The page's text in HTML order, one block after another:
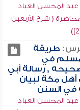
عبد المحسن العباد
( شرح الأربعين
طريقة
مسلم في
, رسالة أبي
أهل مكة لبيان
السنن
عبد المحسن العباد